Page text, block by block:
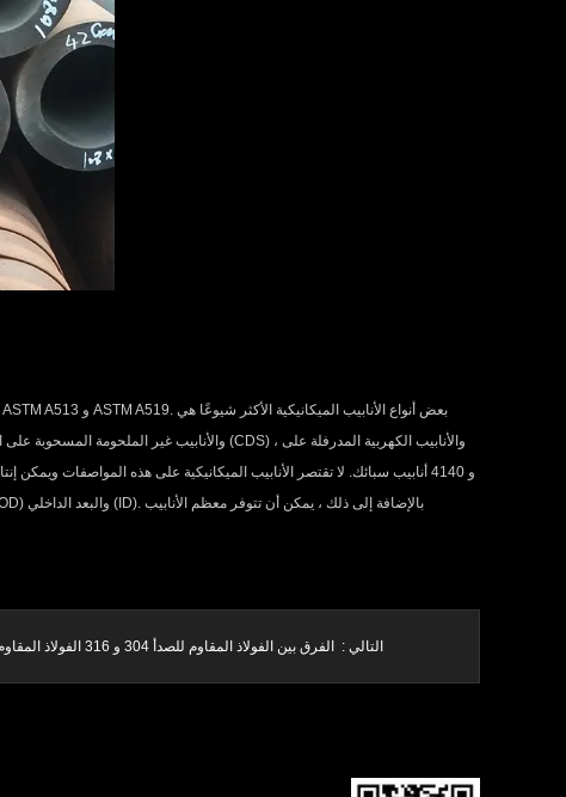
التالي : الفرق بين الفولاذ المقاوم للصدأ 304 و 316 الفولاذ المقاوم للصدأ